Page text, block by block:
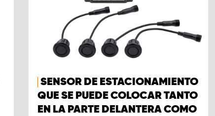
SENSOR DE ESTACIONAMIENTO
QUE SE PUEDE COLOCAR TANTO
EN LA PARTE DELANTERA COMO